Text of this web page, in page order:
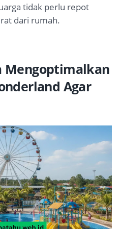
tidak perlu repot
dari rumah.
Mengoptimalkan
Agar